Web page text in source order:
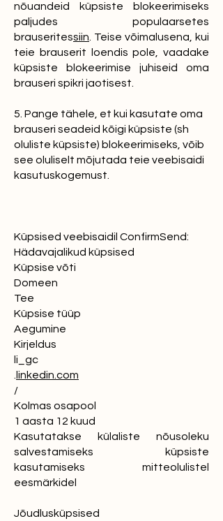
nõuandeid küpsiste blokeerimiseks
paljudes populaarsetes
brauseritessiin . Teise võimalusena, kui
teie brauserit loendis pole, vaadake
küpsiste blokeerimise juhiseid oma
brauseri spikri jaotisest.
5. Pange tähele, et kui kasutate oma
brauseri seadeid kõigi küpsiste (sh
oluliste küpsiste) blokeerimiseks, võib
see oluliselt mõjutada teie veebisaidi
kasutuskogemust.
Küpsised veebisaidil ConfirmSend:
Hädavajalikud küpsised
Küpsise võti
Domeen
Tee
Küpsise tüüp
Aegumine
Kirjeldus
li_gc
linkedin.com
/
Kolmas osapool
1 aasta 12 kuud
Kasutatakse külaliste nõusoleku
salvestamiseks küpsiste
kasutamiseks mitteolulistel
eesmärkidel
Jõudlusküpsised